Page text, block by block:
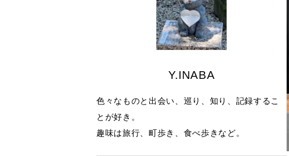
Y.INABA
色々なものと出会い、巡り、知り、記録するこ
とが好き。
趣味は旅行、町歩き、食べ歩きなど。